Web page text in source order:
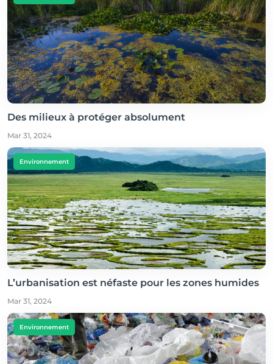
Des milieux à protéger absolument
Mar 31, 2024
Environnement
L’urbanisation est néfaste pour les zones humides
Mar 31, 2024
Environnement